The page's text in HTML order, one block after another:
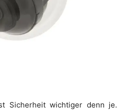
Sicherheit wichtiger denn je.